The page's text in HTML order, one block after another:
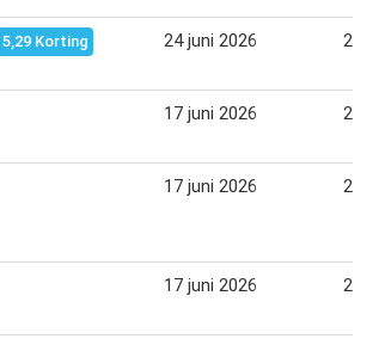
Korting 24 juni 2026 28
17 juni 2026 21
17 juni 2026 21
17 juni 2026 21